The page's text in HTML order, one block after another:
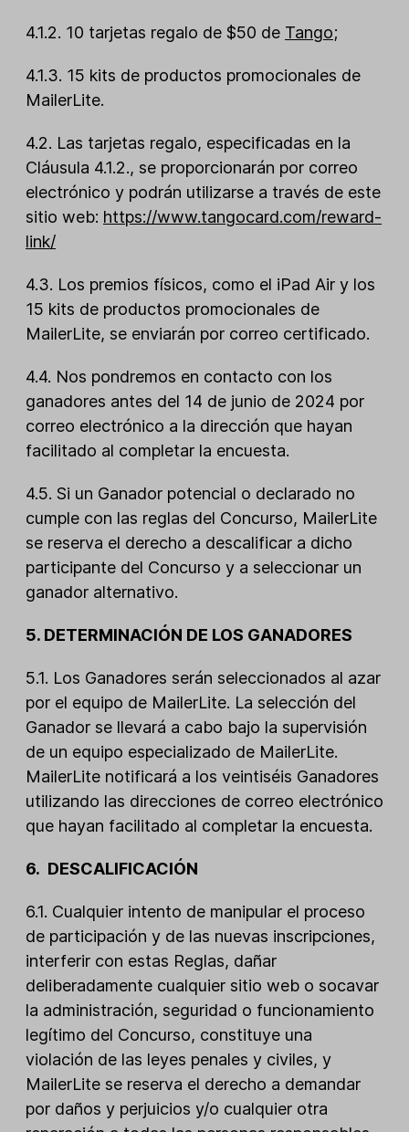
4.1.2. 10 tarjetas regalo de $50 de Tango;
4.1.3. 15 kits de productos promocionales de
MailerLite.
4.2. Las tarjetas regalo, especificadas en la
Cláusula 4.1.2., se proporcionarán por correo
electrónico y podrán utilizarse a través de este
sitio web: https://www.tangocard.com/reward-
link/
4.3. Los premios físicos, como el iPad Air y los
15 kits de productos promocionales de
MailerLite, se enviarán por correo certificado.
4.4. Nos pondremos en contacto con los
ganadores antes del 14 de junio de 2024 por
correo electrónico a la dirección que hayan
facilitado al completar la encuesta.
4.5. Si un Ganador potencial o declarado no
cumple con las reglas del Concurso, MailerLite
se reserva el derecho a descalificar a dicho
participante del Concurso y a seleccionar un
ganador alternativo.
5. DETERMINACIÓN DE LOS GANADORES
5.1. Los Ganadores serán seleccionados al azar
por el equipo de MailerLite. La selección del
Ganador se llevará a cabo bajo la supervisión
de un equipo especializado de MailerLite.
MailerLite notificará a los veintiséis Ganadores
utilizando las direcciones de correo electrónico
que hayan facilitado al completar la encuesta.
6. DESCALIFICACIÓN
6.1. Cualquier intento de manipular el proceso
de participación y de las nuevas inscripciones,
interferir con estas Reglas, dañar
deliberadamente cualquier sitio web o socavar
la administración, seguridad o funcionamiento
legítimo del Concurso, constituye una
violación de las leyes penales y civiles, y
MailerLite se reserva el derecho a demandar
por daños y perjuicios y/o cualquier otra